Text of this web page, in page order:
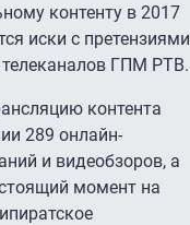
контенту в 2017
иски с претензиями
ГПМ РТВ.
контента
289 онлайн-
и видеобзоров, а
момент на